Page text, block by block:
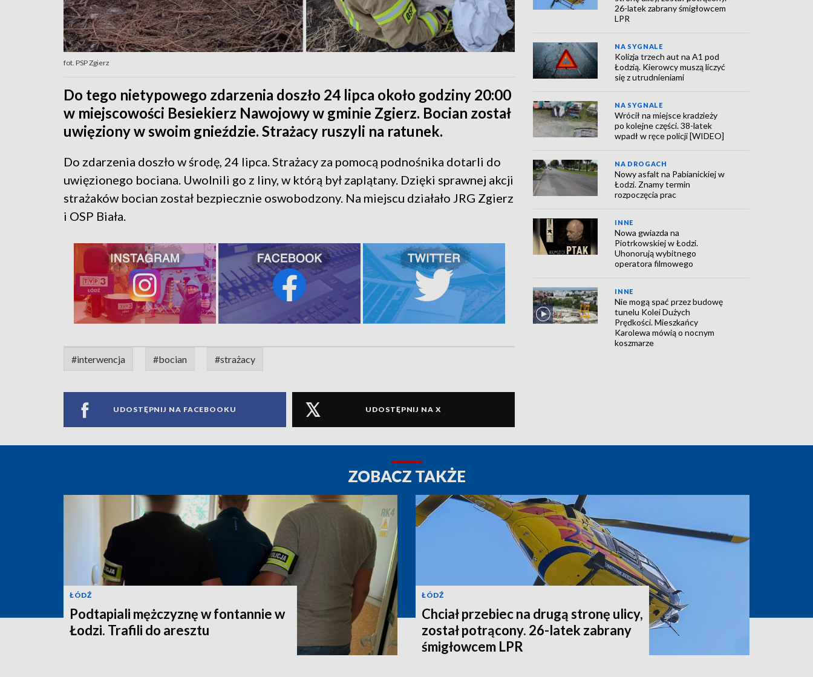
fot. PSP Zgierz
Do tego nietypowego zdarzenia doszło 24 lipca około godziny 20:00
w miejscowości Besiekierz Nawojowy w gminie Zgierz. Bocian został
uwięziony w swoim gnieździe. Strażacy ruszyli na ratunek.
Do zdarzenia doszło w środę, 24 lipca. Strażacy za pomocą podnośnika dotarli do
uwięzionego bociana. Uwolnili go z liny, w którą był zaplątany. Dzięki sprawnej akcji
strażaków bocian został bezpiecznie oswobodzony. Na miejscu działało JRG Zgierz
i OSP Biała.
#interwencja #bocian #strażacy
UDOSTĘPNIJ NA FACEBOOKU UDOSTĘPNIJ NA X
26-latek zabrany śmigłowcem
LPR
NA SYGNALE
Kolizja trzech aut na A1 pod
Łodzią. Kierowcy muszą liczyć
się z utrudnieniami
NA SYGNALE
Wrócił na miejsce kradzieży
po kolejne części. 38-latek
wpadł w ręce policji [WIDEO]
NA DROGACH
Nowy asfalt na Pabianickiej w
Łodzi. Znamy termin
rozpoczęcia prac
INNE
Nowa gwiazda na
Piotrkowskiej w Łodzi.
Uhonorują wybitnego
operatora filmowego
INNE
Nie mogą spać przez budowę
tunelu Kolei Dużych
Prędkości. Mieszkańcy
Karolewa mówią o nocnym
koszmarze
ZOBACZ TAKŻE
ŁÓDŹ
Podtapiali mężczyznę w fontannie w
Łodzi. Trafili do aresztu
ŁÓDŹ
Chciał przebiec na drugą stronę ulicy,
został potrącony. 26-latek zabrany
śmigłowcem LPR